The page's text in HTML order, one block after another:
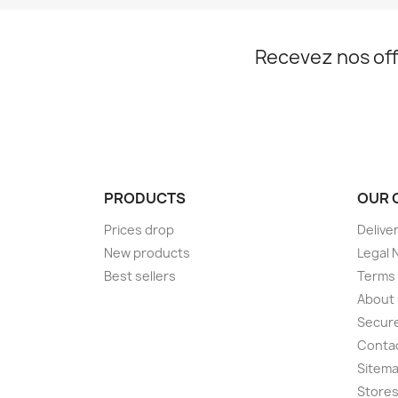
Recevez nos
PRODUCTS
Prices drop
New products
Best sellers
OUR
Legal
About
Stores